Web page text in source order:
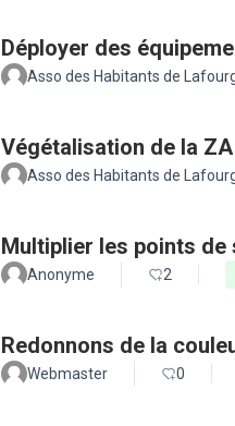
Déployer des
Asso des Habitants de
Végétalisation de la
Asso des Habitants de
Multiplier les points de
Anonyme 2
Redonnons de la
Webmaster 0